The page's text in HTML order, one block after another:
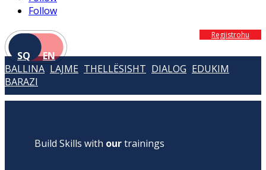
Follow
SQ EN
Regjistrohu
BALLINA LAJME THELLËSISHT DIALOG EDUKIM
BARAZI
Build Skills with ourtrainings